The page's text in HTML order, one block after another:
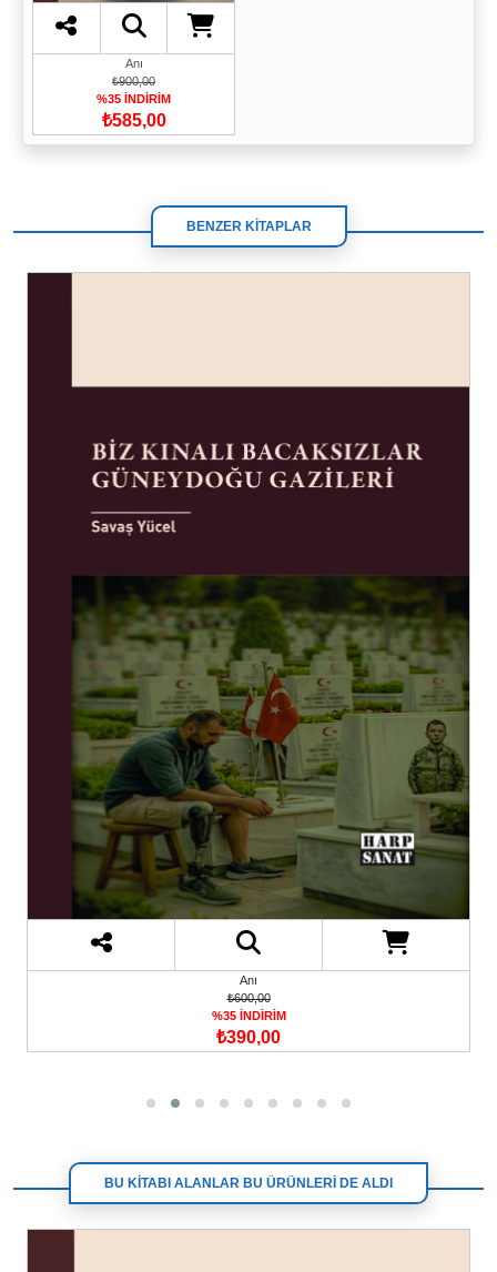
Anı
₺900,00
%35 İNDİRİM
₺585,00
BENZER KİTAPLAR
Anı
₺600,00
%35 İNDİRİM
₺390,00
BU KİTABI ALANLAR BU ÜRÜNLERİ DE ALDI